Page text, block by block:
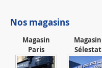
Nos magasins
Magasin
Paris
Magasin
Sélestat